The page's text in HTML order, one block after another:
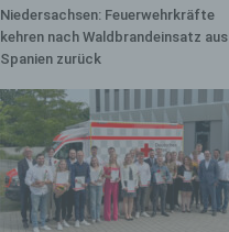
Niedersachsen: Feuerwehrkräfte
kehren nach Waldbrandeinsatz aus
Spanien zurück